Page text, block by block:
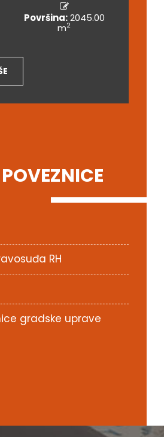
Površina:2045.00
m2
POVEZNICE
RH
gradske uprave